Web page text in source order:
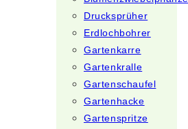
Drucksprüher
Erdlochbohrer
Gartenkarre
Gartenkralle
Gartenschaufel
Gartenhacke
Gartenspritze